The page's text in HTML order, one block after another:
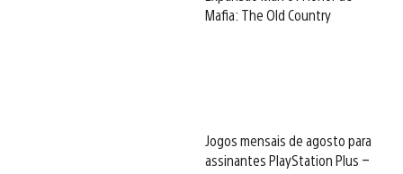
Mafia: The Old Country
Jogos mensais de agosto para
assinantes PlayStation Plus –